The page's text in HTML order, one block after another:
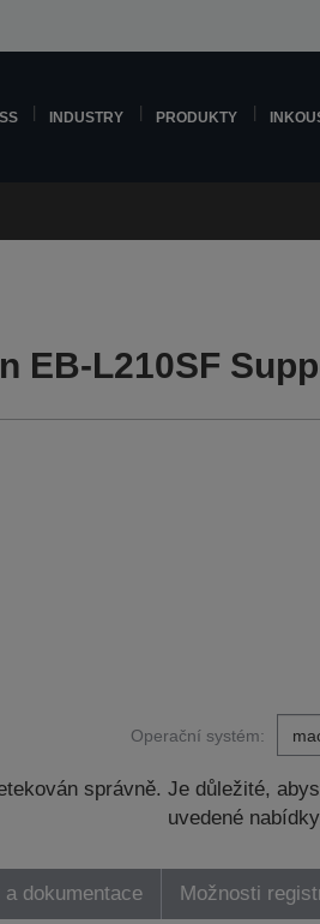
INDUSTRY PRODUKTY
EB-L210SF
Operační systém:
správně. Je důležité,
uvedené
dokumentace Možnosti